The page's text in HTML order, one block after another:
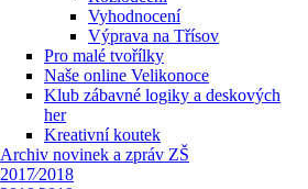
Vyhodnocení
Výprava na Třísov
Pro malé tvořílky
Naše online Velikonoce
Klub zábavné logiky a deskových
her
Kreativní koutek
Archiv novinek a zpráv ZŠ
2017⁄2018